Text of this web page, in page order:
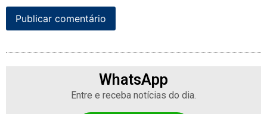
WhatsApp
Entre e receba notícias do dia.